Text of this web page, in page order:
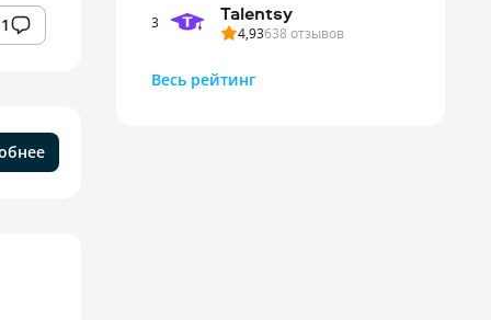
1 3 Talentsy
4,93638 отзывов
Весь рейтинг